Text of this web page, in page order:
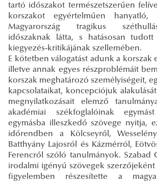
tartó időszakot természetszerűen
korszakot egyértelműen
Magyarország tragikus
időszaknak látta, s hatásosan
kiegyezés-kritikájának szellemében.
E kötetben válogatást adunk a korszak
illetve annak egyes részproblémáit
korszak meghatározó személyiségeit,
kapcsolataikat, koncepciójuk
megnyilatkozásait elemző
akadémiai székfoglalóinak
egymásba illeszkedő szövege nyitja,
időrendben a Kölcseyről,
Batthyány Lajosról és Kázmérról,
Ferencről szóló tanulmányok. Szabad
irodalmi igényű szövegek
figyelemben részesítette a